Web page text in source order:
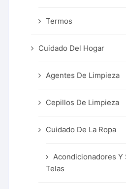
Termos
Cuidado Del Hogar
Agentes De Limpieza
Cepillos De Limpieza
Cuidado De La Ropa
Acondicionadores Y
Telas